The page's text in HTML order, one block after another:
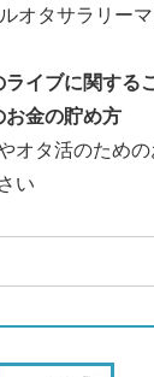
オタサラリー
イブに関する
お金の貯め方
オタ活のため
い